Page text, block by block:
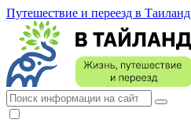
Путешествие и переезд в Таиланд